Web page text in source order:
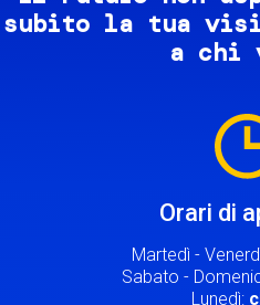
subito la tua
a chi
Orari di
Martedì -
Sabato -
Lunedì: